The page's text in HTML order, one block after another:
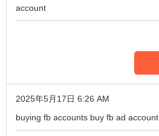
account
2025年5月17日 6:26 AM
buying fb accounts buy fb ad account